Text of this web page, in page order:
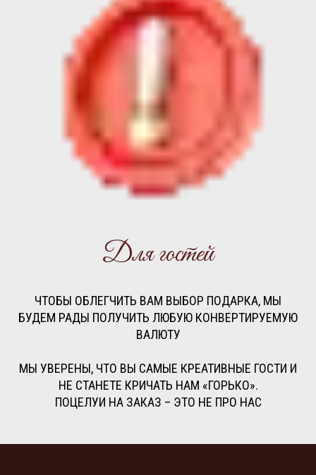
Для гостей
ЧТОБЫ ОБЛЕГЧИТЬ ВАМ ВЫБОР ПОДАРКА, МЫ
БУДЕМ РАДЫ ПОЛУЧИТЬ ЛЮБУЮ КОНВЕРТИРУЕМУЮ
ВАЛЮТУ
МЫ УВЕРЕНЫ, ЧТО ВЫ САМЫЕ КРЕАТИВНЫЕ ГОСТИ И
НЕ СТАНЕТЕ КРИЧАТЬ НАМ «ГОРЬКО».
ПОЦЕЛУИ НА ЗАКАЗ – ЭТО НЕ ПРО НАС